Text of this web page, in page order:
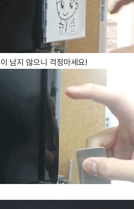
남지 않으니 걱정마세요!